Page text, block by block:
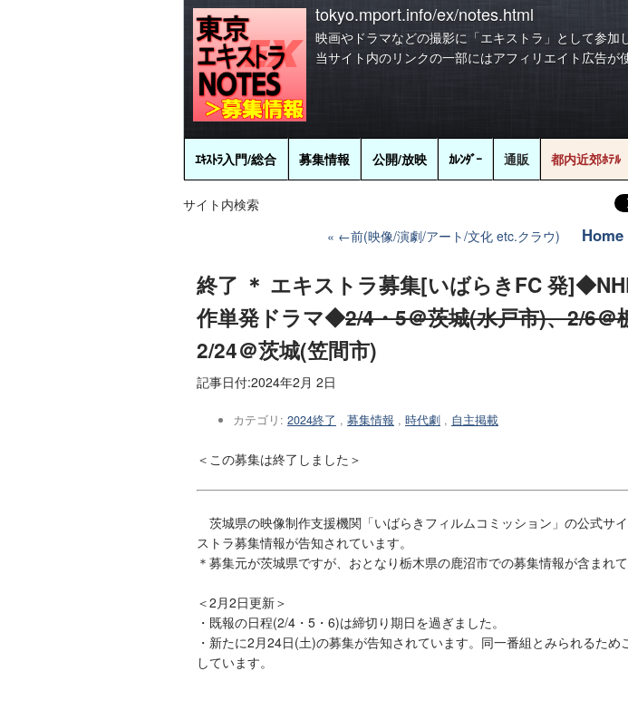
tokyo.mport.info/ex/notes.html
映画やドラマなどの撮影に「エキストラ」として参加
当サイト内のリンクの一部にはアフィリエイト広告が
ｴｷｽﾄﾗ入門/総合 募集情報 公開/放映 ｶﾚﾝﾀﾞｰ 通販 都内近郊ﾎﾃﾙ
サイト内検索
←前(映像/演劇/アート/文化 etc.クラウ)
Home
終了 ＊ エキストラ募集[いばらきFC 発
作単発ドラマ◆2/4・5＠茨城(水戸市)、2/6＠
2/24＠茨城(笠間市)
記事日付:2024年2月 2日
カテゴリ: 2024終了 , 募集情報 , 時代劇 , 自主掲載
＜この募集は終了しました＞
茨城県の映像制作支援機関「いばらきフィルムコミッション」の公式サ
ストラ募集情報が告知されています。
＊募集元が茨城県ですが、おとなり栃木県の鹿沼市での募集情報が含まれて
＜2月2日更新＞
・既報の日程(2/4・5・6)は締切り期日を過ぎました。
・新たに2月24日(土)の募集が告知されています。同一番組とみられるため
しています。